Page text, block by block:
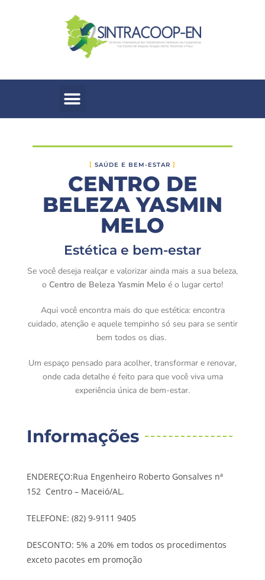
SAÚDE E BEM-ESTAR
CENTRO DE
BELEZA YASMIN
MELO
Estética e bem-estar
Se você deseja realçar e valorizar ainda mais a sua beleza,
o Centro de Beleza Yasmin Melo é o lugar certo!
Aqui você encontra mais do que estética: encontra
cuidado, atenção e aquele tempinho só seu para se sentir
bem todos os dias.
Um espaço pensado para acolher, transformar e renovar,
onde cada detalhe é feito para que você viva uma
experiência única de bem-estar.
Informações
ENDEREÇO:Rua Engenheiro Roberto Gonsalves nª
152 Centro – Maceió/AL.
TELEFONE: (82) 9-9111 9405
DESCONTO: 5% a 20% em todos os procedimentos
exceto pacotes em promoção